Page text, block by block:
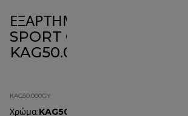
ΕΞΑΡΤΗΜΑ ΜΠΛΕΝΤΕΡ
SPORT GO COLLECTION
KAG50.000GY
KAG50.000GY
Χρώμα:KAG50.000GY